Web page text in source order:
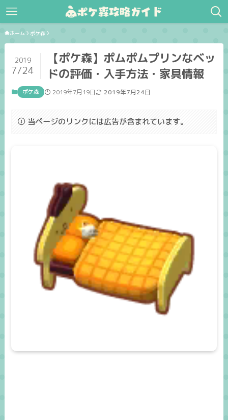
ホーム ポケ森
【ポケ森】ポムポムプリンなベッ
ドの評価・入手方法・家具情報
2019
7/24
ポケ森 2019年7月19日 2019年7月24日
当ページのリンクには広告が含まれています。